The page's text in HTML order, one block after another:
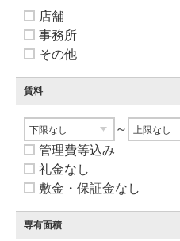
店舗
事務所
その他
賃料
～
管理費等込み
礼金なし
敷金・保証金なし
専有面積